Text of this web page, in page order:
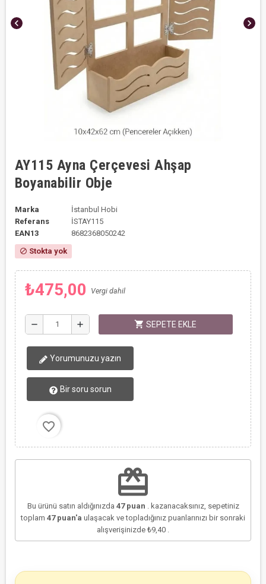
chevron_left chevron_right
AY115 Ayna Çerçevesi Ahşap
Boyanabilir Obje
Marka
İstanbul Hobi
Referans
İSTAY115
EAN13
8682368050242
block Stokta yok
₺475,00 Vergi dahil
remove add shopping_cart SEPETE EKLE
Yorumunuzu yazın
Bir soru sorun
favorite_border
redeem
Bu ürünü satın aldığınızda 47puan . kazanacaksınız, sepetiniz
toplam 47puan'a ulaşacak ve topladığınız puanlarınızı bir sonraki
alışverişinizde ₺9,40